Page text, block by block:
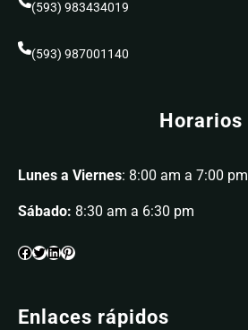
(593) 983434019
(593) 987001140
Horarios
Lunes a Viernes: 8:00 am a 7:00 pm
Sábado: 8:30 am a 6:30 pm
Enlaces rápidos